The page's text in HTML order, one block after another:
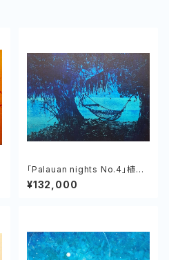
「Palauan nights No.4」植村
友哉 キャンバス、アクリル
¥132,000